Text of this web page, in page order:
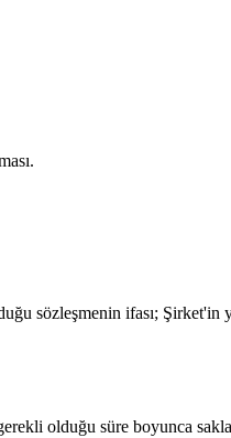
sözleşmenin ifası;
olduğu süre boyunca